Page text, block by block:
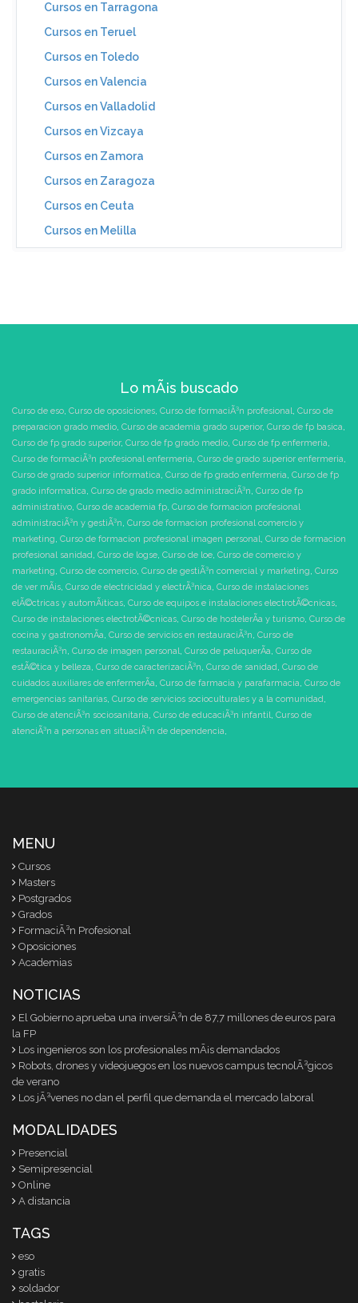
Cursos en Tarragona
Cursos en Teruel
Cursos en Toledo
Cursos en Valencia
Cursos en Valladolid
Cursos en Vizcaya
Cursos en Zamora
Cursos en Zaragoza
Cursos en Ceuta
Cursos en Melilla
Lo mÃ¡s buscado
Curso de eso, Curso de oposiciones, Curso de formaciÃ³n profesional, Curso de
preparacion grado medio, Curso de academia grado superior, Curso de fp basica,
Curso de fp grado superior, Curso de fp grado medio, Curso de fp enfermeria,
Curso de formaciÃ³n profesional enfermeria, Curso de grado superior enfermeria,
Curso de grado superior informatica, Curso de fp grado enfermeria, Curso de fp
grado informatica, Curso de grado medio administraciÃ³n, Curso de fp
administrativo, Curso de academia fp, Curso de formacion profesional
administraciÃ³n y gestiÃ³n, Curso de formacion profesional comercio y
marketing, Curso de formacion profesional imagen personal, Curso de formacion
profesional sanidad, Curso de logse, Curso de loe, Curso de comercio y
marketing, Curso de comercio, Curso de gestiÃ³n comercial y marketing, Curso
de ver mÃ¡s, Curso de electricidad y electrÃ³nica, Curso de instalaciones
elÃ©ctricas y automÃ¡ticas, Curso de equipos e instalaciones electrotÃ©cnicas,
Curso de instalaciones electrotÃ©cnicas, Curso de hostelerÃ­a y turismo, Curso de
cocina y gastronomÃ­a, Curso de servicios en restauraciÃ³n, Curso de
restauraciÃ³n, Curso de imagen personal, Curso de peluquerÃ­a, Curso de
estÃ©tica y belleza, Curso de caracterizaciÃ³n, Curso de sanidad, Curso de
cuidados auxiliares de enfermerÃ­a, Curso de farmacia y parafarmacia, Curso de
emergencias sanitarias, Curso de servicios socioculturales y a la comunidad,
Curso de atenciÃ³n sociosanitaria, Curso de educaciÃ³n infantil, Curso de
atenciÃ³n a personas en situaciÃ³n de dependencia,
MENU
Cursos
Masters
Postgrados
Grados
FormaciÃ³n Profesional
Oposiciones
Academias
NOTICIAS
El Gobierno aprueba una inversiÃ³n de 87,7 millones de euros para
la FP
Los ingenieros son los profesionales mÃ¡s demandados
Robots, drones y videojuegos en los nuevos campus tecnolÃ³gicos
de verano
Los jÃ³venes no dan el perfil que demanda el mercado laboral
MODALIDADES
Presencial
Semipresencial
Online
A distancia
TAGS
eso
gratis
soldador